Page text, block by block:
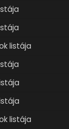
listája
listája